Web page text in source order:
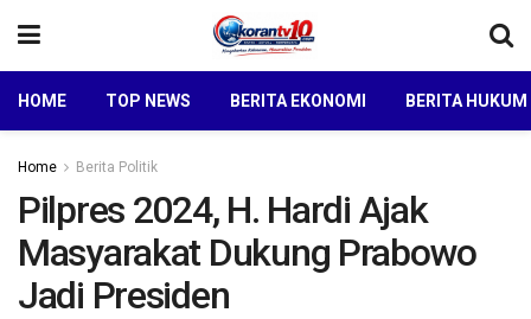
HOME TOP NEWS BERITA EKONOMI BERITA
Home Berita Politik
Pilpres 2024, H. Hardi Ajak
Masyarakat Dukung Prabowo
Jadi Presiden